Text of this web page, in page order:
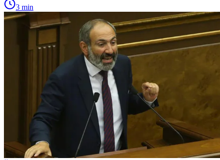
3 min